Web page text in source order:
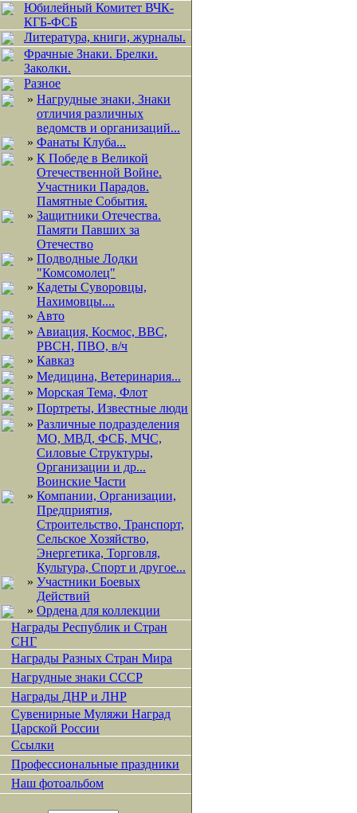
Юбилейный Комитет ВЧК-
КГБ-ФСБ
Литература, книги, журналы.
Фрачные Знаки. Брелки.
Заколки.
Разное
» Нагрудные знаки, Знаки
отличия различных
ведомств и организаций...
» Фанаты Клуба...
» К Победе в Великой
Отечественной Войне.
Участники Парадов.
Памятные События.
» Защитники Отечества.
Памяти Павших за
Отечество
» Подводные Лодки
"Комсомолец"
» Кадеты Суворовцы,
Нахимовцы....
» Авто
» Авиация, Космос, ВВС,
РВСН, ПВО, в/ч
» Кавказ
» Медицина, Ветеринария...
» Морская Тема, Флот
» Портреты, Известные люди
» Различные подразделения
МО, МВД, ФСБ, МЧС,
Силовые Структуры,
Организации и др...
Воинские Части
» Компании, Организации,
Предприятия,
Строительство, Транспорт,
Сельское Хозяйство,
Энергетика, Торговля,
Культура, Спорт и другое...
» Участники Боевых
Действий
» Ордена для коллекции
Награды Республик и Стран
СНГ
Награды Разных Стран Мира
Нагрудные знаки СССР
Награды ДНР и ЛНР
Сувенирные Муляжи Наград
Царской России
Ссылки
Профессиональные праздники
Наш фотоальбом